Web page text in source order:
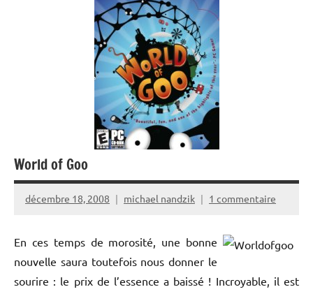
World of Goo
décembre 18, 2008 michael nandzik 1 commentaire
En ces temps de morosité, une bonne
nouvelle saura toutefois nous donner le
sourire : le prix de l’essence a baissé ! Incroyable, il est